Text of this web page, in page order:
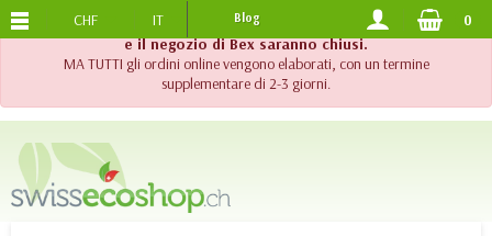
!! Importante !! Fino al 20 agosto 2026, l'assistenza telefonica
e il negozio di Bex saranno chiusi.
MA TUTTI gli ordini online vengono elaborati, con un termine
supplementare di 2-3 giorni.
SPEDIZIONE GRATUITADA 120.-
CHF IT Blog 0